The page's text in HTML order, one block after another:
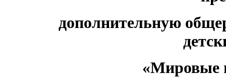
дополнительную
«Мировые